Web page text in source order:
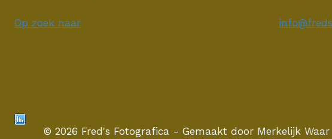
Op zoek naar
© 2026 Fred's Fotografica - Gemaakt door Merkelijk Waar